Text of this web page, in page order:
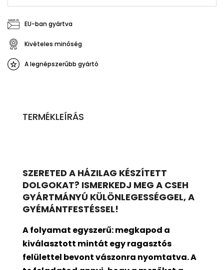
EU-ban gyártva
Kivételes minőség
A legnépszerűbb gyártó
TERMÉKLEÍRÁS
SZERETED A HÁZILAG KÉSZÍTETT
DOLGOKAT? ISMERKEDJ MEG A CSEH
GYÁRTMÁNYÚ KÜLÖNLEGESSÉGGEL, A
GYÉMÁNTFESTÉSSEL!
A folyamat egyszerű: megkapod a
kiválasztott mintát egy ragasztós
felülettel bevontvászonra nyomtatva. A